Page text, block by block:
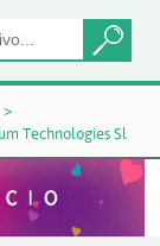
Technologies Sl